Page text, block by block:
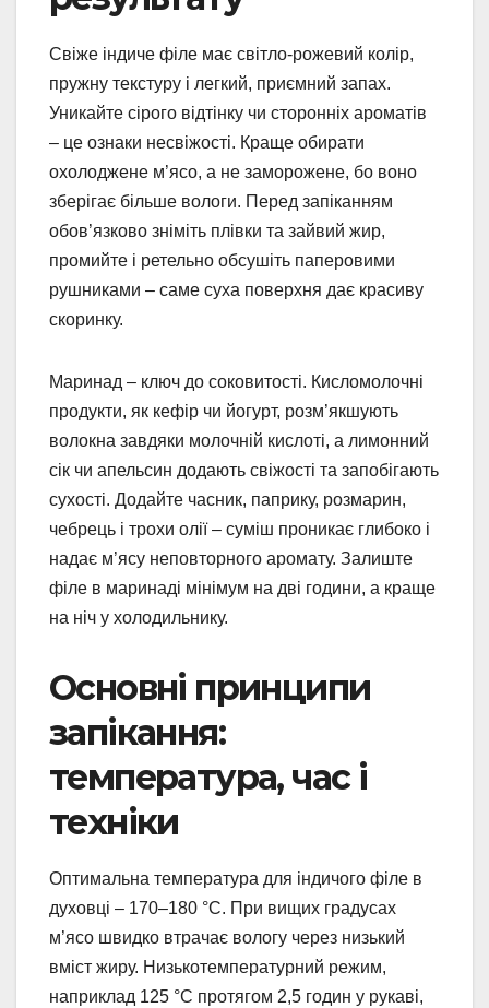
Свіже індиче філе має світло-рожевий колір,
пружну текстуру і легкий, приємний запах.
Уникайте сірого відтінку чи сторонніх ароматів
– це ознаки несвіжості. Краще обирати
охолоджене м’ясо, а не заморожене, бо воно
зберігає більше вологи. Перед запіканням
обов’язково зніміть плівки та зайвий жир,
промийте і ретельно обсушіть паперовими
рушниками – саме суха поверхня дає красиву
скоринку.
Маринад – ключ до соковитості. Кисломолочні
продукти, як кефір чи йогурт, розм’якшують
волокна завдяки молочній кислоті, а лимонний
сік чи апельсин додають свіжості та запобігають
сухості. Додайте часник, паприку, розмарин,
чебрець і трохи олії – суміш проникає глибоко і
надає м’ясу неповторного аромату. Залиште
філе в маринаді мінімум на дві години, а краще
на ніч у холодильнику.
Основні принципи
запікання:
температура, час і
техніки
Оптимальна температура для індичого філе в
духовці – 170–180 °C. При вищих градусах
м’ясо швидко втрачає вологу через низький
вміст жиру. Низькотемпературний режим,
наприклад 125 °C протягом 2,5 годин у рукаві,